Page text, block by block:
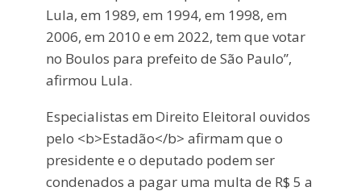
Lula, em 1989, em 1994, em 1998, em
2006, em 2010 e em 2022, tem que votar
no Boulos para prefeito de São Paulo”,
afirmou Lula.
Especialistas em Direito Eleitoral ouvidos
pelo <b>Estadão</b> afirmam que o
presidente e o deputado podem ser
condenados a pagar uma multa de R$ 5 a